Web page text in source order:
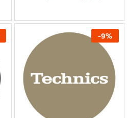
-9%